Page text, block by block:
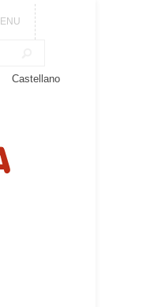
Castellano